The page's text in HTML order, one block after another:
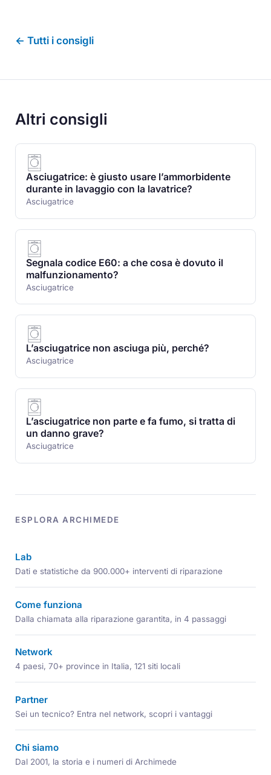
← Tutti i consigli
Altri consigli
Asciugatrice: è giusto usare l’ammorbidente
durante in lavaggio con la lavatrice?
Asciugatrice
Segnala codice E60: a che cosa è dovuto il
malfunzionamento?
Asciugatrice
L’asciugatrice non asciuga più, perché?
Asciugatrice
L’asciugatrice non parte e fa fumo, si tratta di
un danno grave?
Asciugatrice
ESPLORA ARCHIMEDE
Lab
Dati e statistiche da 900.000+ interventi di riparazione
Come funziona
Dalla chiamata alla riparazione garantita, in 4 passaggi
Network
4 paesi, 70+ province in Italia, 121 siti locali
Partner
Sei un tecnico? Entra nel network, scopri i vantaggi
Chi siamo
Dal 2001, la storia e i numeri di Archimede